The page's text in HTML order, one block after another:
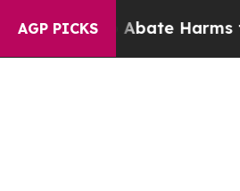
AGP PICKS
to Abate Harms to Youth